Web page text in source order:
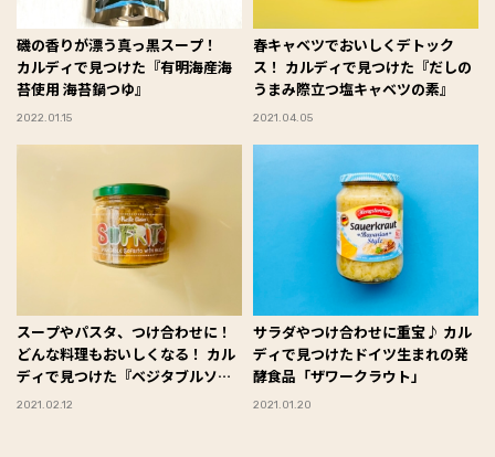
磯の香りが漂う真っ黒スープ！
カルディで見つけた『有明海産海
苔使用 海苔鍋つゆ』
2022.01.15
春キャベツでおいしくデトック
ス！ カルディで見つけた『だしの
うまみ際立つ塩キャベツの素』
2021.04.05
スープやパスタ、つけ合わせに！
どんな料理もおいしくなる！ カル
ディで見つけた『ベジタブルソフ
リート』
2021.02.12
サラダやつけ合わせに重宝♪ カル
ディで見つけたドイツ生まれの発
酵食品「ザワークラウト」
2021.01.20